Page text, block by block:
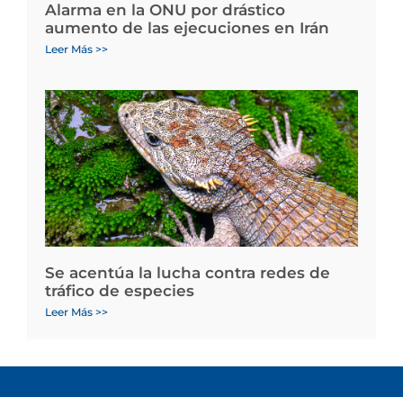
Alarma en la ONU por drástico
aumento de las ejecuciones en Irán
Leer Más >>
Se acentúa la lucha contra redes de
tráfico de especies
Leer Más >>